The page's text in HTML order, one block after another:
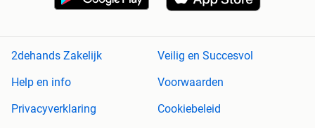
2dehands Zakelijk
Veilig en Succesvol
Help en info
Voorwaarden
Privacyverklaring
Cookiebeleid